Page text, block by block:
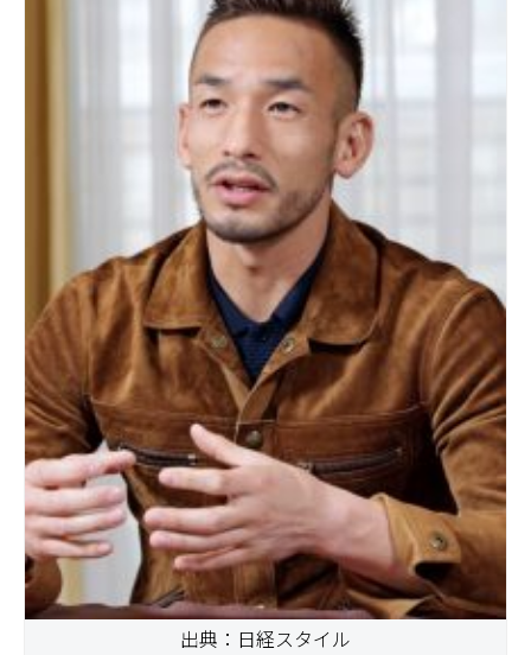
出典：日経スタイル